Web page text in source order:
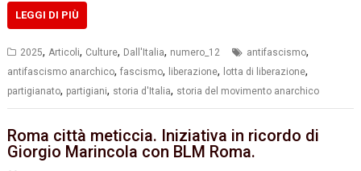
LEGGI DI PIÙ
2025,Articoli, Culture, Dall'Italia, numero_12 antifascismo,
antifascismo anarchico,fascismo, liberazione, lotta di liberazione,
partigianato, partigiani, storia d'Italia, storia del movimento anarchico
Roma città meticcia. Iniziativa in ricordo di
Giorgio Marincola con BLM Roma.